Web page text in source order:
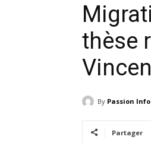
thèse
By Passion
Partager